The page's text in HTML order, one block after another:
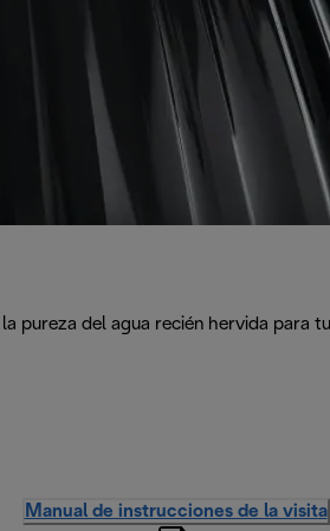
pureza del agua recién hervida para
Manual de instrucciones de la visita